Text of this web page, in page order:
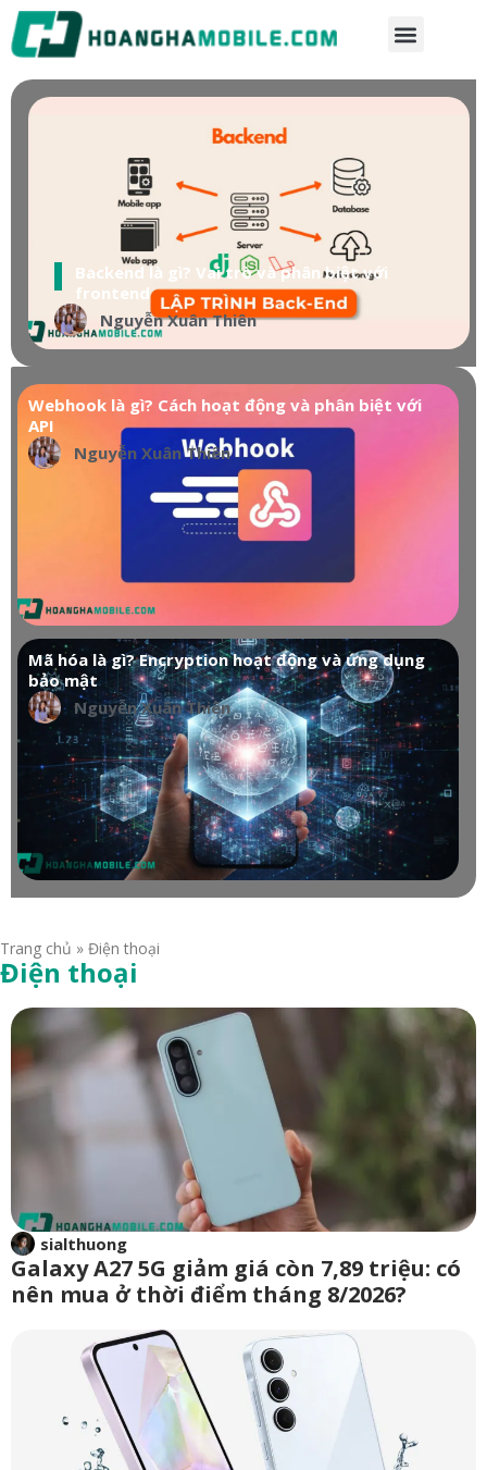
Backend là gì? Vai trò và phân biệt với
frontend
Nguyễn Xuân Thiên
Webhook là gì? Cách hoạt động và phân biệt với
API
Nguyễn Xuân Thiên
Mã hóa là gì? Encryption hoạt động và ứng dụng
bảo mật
Nguyễn Xuân Thiên
Trang chủ » Điện thoại
Điện thoại
sialthuong
Galaxy A27 5G giảm giá còn 7,89 triệu: có
nên mua ở thời điểm tháng 8/2026?